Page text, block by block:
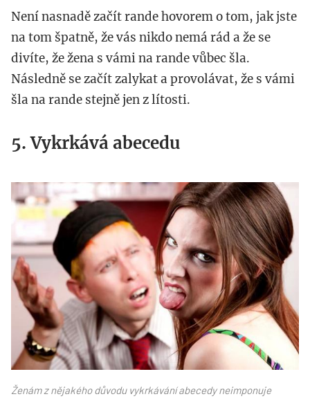
Není nasnadě začít rande hovorem o tom, jak jste
na tom špatně, že vás nikdo nemá rád a že se
divíte, že žena s vámi na rande vůbec šla.
Následně se začít zalykat a provolávat, že s vámi
šla na rande stejně jen z lítosti.
5. Vykrkává abecedu
www.rantlifestyle.com_.jpg
Ženám z nějakého důvodu vykrkávání abecedy neimponuje